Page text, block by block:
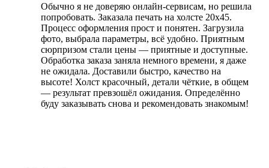
Обычно я не доверяю онлайн-сервисам, но решила
попробовать. Заказала печать на холсте 20х45.
Процесс оформления прост и понятен. Загрузила
фото, выбрала параметры, всё удобно. Приятным
сюрпризом стали цены — приятные и доступные.
Обработка заказа заняла немного времени, я даже
не ожидала. Доставили быстро, качество на
высоте! Холст красочный, детали чёткие, в общем
— результат превзошёл ожидания. Определённо
буду заказывать снова и рекомендовать знакомым!